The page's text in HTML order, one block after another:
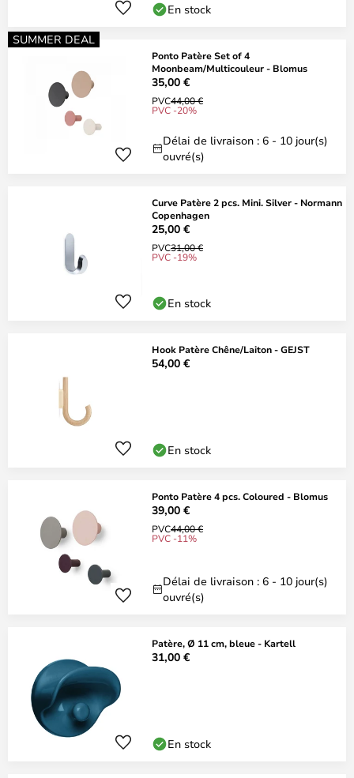
En stock
SUMMER DEAL
Ponto Patère Set of 4
Moonbeam/Multicouleur - Blomus
35,00 €
PVC44,00 €
PVC -20%
Délai de livraison : 6 - 10 jour(s)
ouvré(s)
Curve Patère 2 pcs. Mini. Silver - Normann
Copenhagen
25,00 €
PVC31,00 €
PVC -19%
En stock
Hook Patère Chêne/Laiton - GEJST
54,00 €
En stock
Ponto Patère 4 pcs. Coloured - Blomus
39,00 €
PVC44,00 €
PVC -11%
Délai de livraison : 6 - 10 jour(s)
ouvré(s)
Patère, Ø 11 cm, bleue - Kartell
31,00 €
En stock